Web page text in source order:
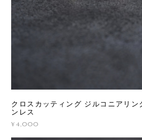
クロスカッティング ジルコニアリ
ンレス
¥4,000